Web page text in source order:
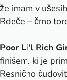
že imam v
Rdeče – črno
Poor Li’l Rich
finišem, ki je
Resnično